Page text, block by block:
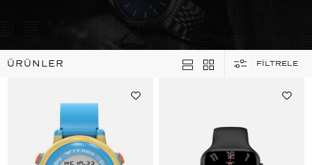
ÜRÜNLER FİLTRELE